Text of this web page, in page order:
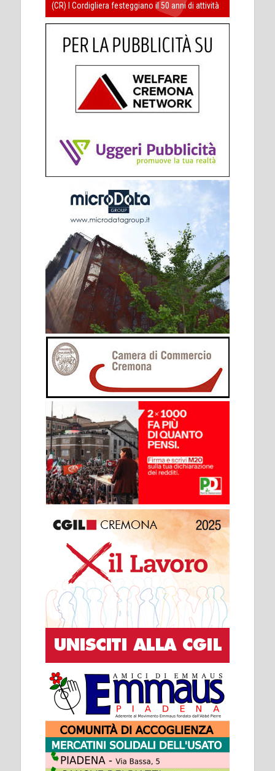
(CR) I Cordigliera festeggiano il 50 anni di attività